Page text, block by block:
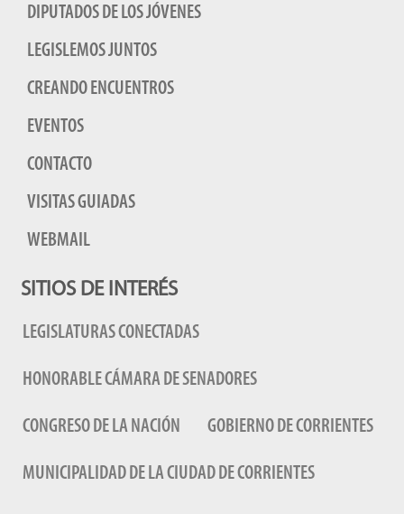
DIPUTADOS DE LOS JÓVENES
LEGISLEMOS JUNTOS
CREANDO ENCUENTROS
EVENTOS
CONTACTO
VISITAS GUIADAS
WEBMAIL
SITIOS DE INTERÉS
LEGISLATURAS CONECTADAS
HONORABLE CÁMARA DE SENADORES
CONGRESO DE LA NACIÓN GOBIERNO DE CORRIENTES
MUNICIPALIDAD DE LA CIUDAD DE CORRIENTES